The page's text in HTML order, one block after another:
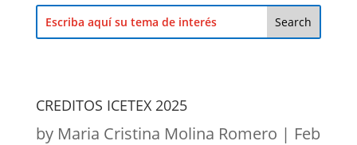
CREDITOS ICETEX 2025
by Maria Cristina Molina Romero | Feb